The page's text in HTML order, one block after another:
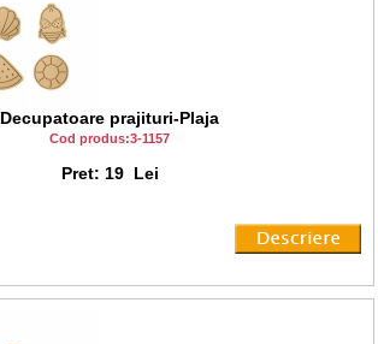
Decupatoare prajituri-Plaja
Cod produs:3-1157
Pret: 19 Lei